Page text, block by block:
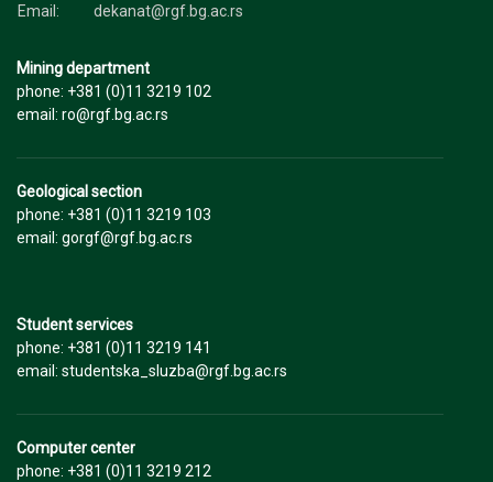
Email:
dekanat@rgf.bg.ac.rs
Mining department
phone: +381 (0)11 3219 102
email: ro@rgf.bg.ac.rs
Geological section
phone: +381 (0)11 3219 103
email: gorgf@rgf.bg.ac.rs
Student services
phone: +381 (0)11 3219 141
email: studentska_sluzba@rgf.bg.ac.rs
Computer center
phone: +381 (0)11 3219 212